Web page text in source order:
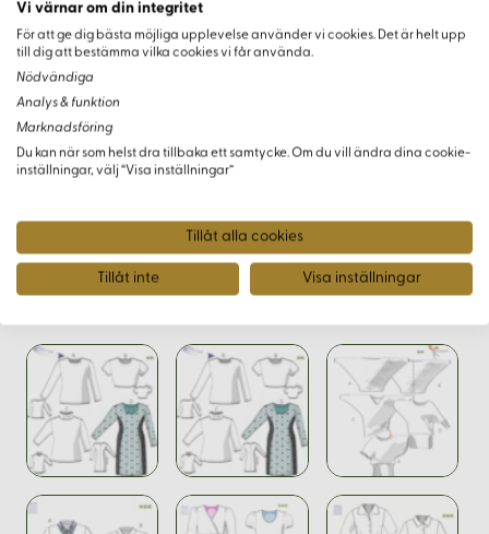
Soleil-mönstrets enkla skärning ligger exakt rätt i 2023:s
trender som betonar bekvämlighet och personligt uttryck.
Storblommiga mönster och grafiska motivtryck står i centrum,
och plagg som kan anpassas efter personliga
smakpreferenser är högst eftertraktade. Kombination av
olika material och färger erbjuder oändliga kreativa
Varianter
Vi värnar om din integritet
För att ge dig bästa möjliga upplevelse använder vi cookies. Det är helt upp
till dig att bestämma vilka cookies vi får använda.
Nödvändiga
Analys & funktion
Marknadsföring
Du kan när som helst dra tillbaka ett samtycke. Om du vill ändra dina cookie-
inställningar, välj “Visa inställningar”
Tillåt alla cookies
Tillåt inte Visa inställningar